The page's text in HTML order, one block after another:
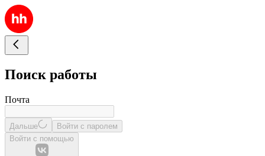
Поиск работы
Почта
Дальше
Войти с паролем
Войти с помощью